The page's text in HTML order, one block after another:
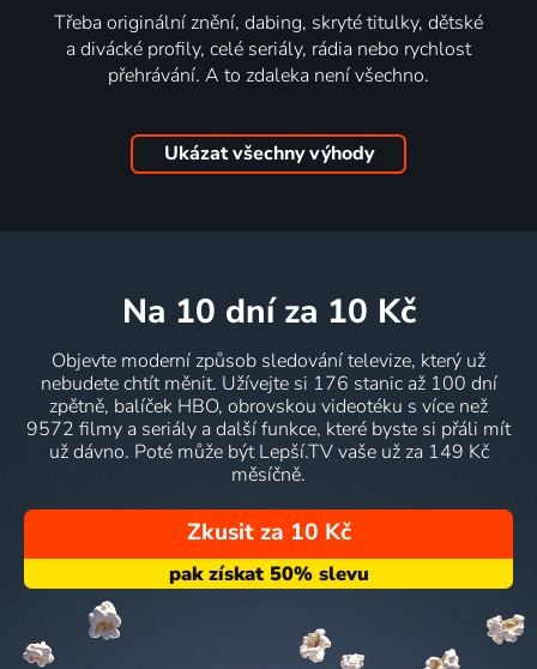
Třeba originální znění, dabing, skryté titulky, dětské
a divácké profily, celé seriály, rádia nebo rychlost
přehrávání. A to zdaleka není všechno.
Ukázat všechny výhody
na 10 dní za 10 Kč
Objevte moderní způsob sledování televize, který už
nebudete chtít měnit. Užívejte si 176 stanic až 100 dní
zpětně, balíček HBO, obrovskou videotéku s více než
9572 filmy a seriály a další funkce, které byste si přáli mít
už dávno. Poté může být Lepší.TV vaše už za 149 Kč
měsíčně.
Zkusit za 10 Kč